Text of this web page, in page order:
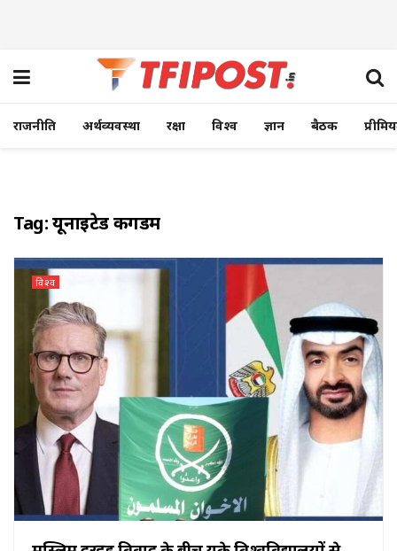
राजनीति अर्थव्यवस्था रक्षा विश्व ज्ञान बैठक
Tag:यूनाइटेड किंगडम
विश्व